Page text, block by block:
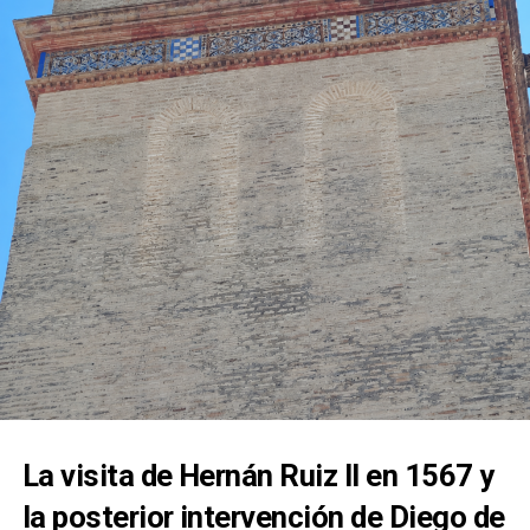
estuvo acompañado por el rezo del rosario por las
calles de la feligresía de San Juan, mostrando la
estrecha vinculación que la corporación mantiene
con esta advocación mariana.
La visita de Hernán Ruiz II en 1567 y
la posterior intervención de Diego de